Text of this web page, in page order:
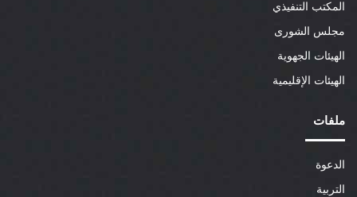
المكتب التنفيذي
مجلس الشورى
الهيئات الجهوية
الهيئات الإقليمية
ملفات
الدعوة
التربية